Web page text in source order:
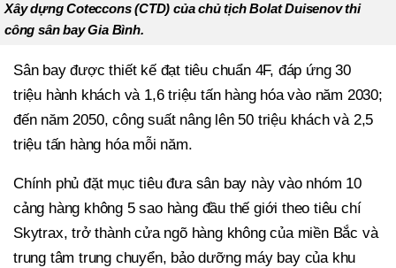
Xây dựng Coteccons (CTD) của chủ tịch Bolat Duisenov thi
công sân bay Gia Bình.
Sân bay được thiết kế đạt tiêu chuẩn 4F, đáp ứng 30
triệu hành khách và 1,6 triệu tấn hàng hóa vào năm 2030;
đến năm 2050, công suất nâng lên 50 triệu khách và 2,5
triệu tấn hàng hóa mỗi năm.
Chính phủ đặt mục tiêu đưa sân bay này vào nhóm 10
cảng hàng không 5 sao hàng đầu thế giới theo tiêu chí
Skytrax, trở thành cửa ngõ hàng không của miền Bắc và
trung tâm trung chuyển, bảo dưỡng máy bay của khu